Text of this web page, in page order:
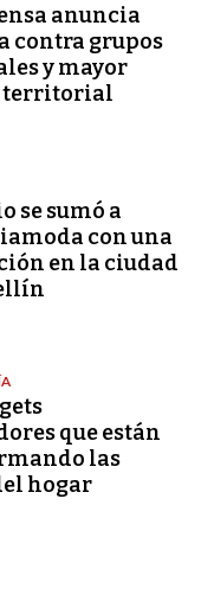
anuncia
contra grupos
y mayor
territorial
se sumó a
con una
en la ciudad
que están
las
hogar